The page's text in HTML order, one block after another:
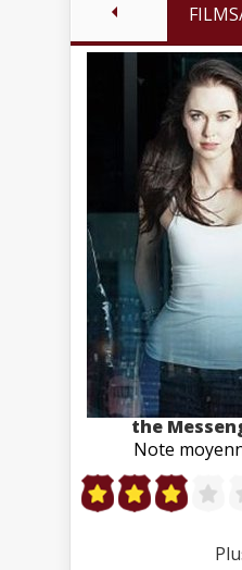
the
Note